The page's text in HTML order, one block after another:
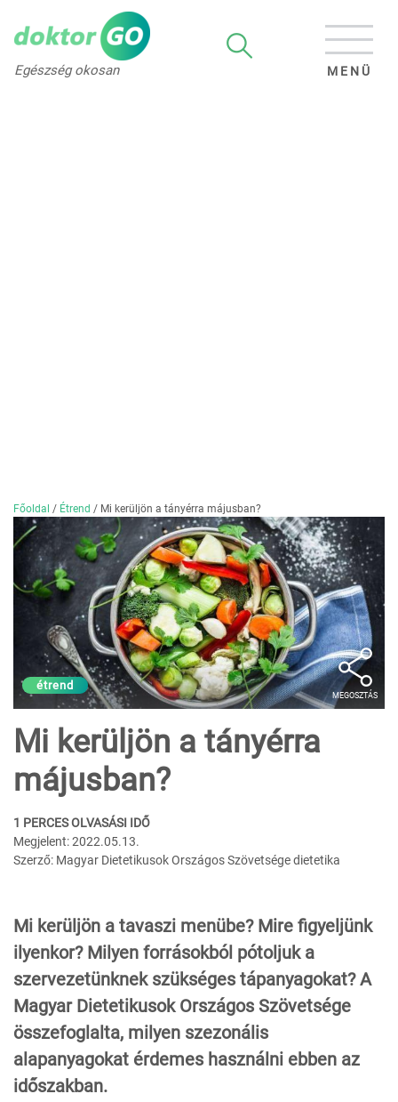
Egészség okosan MENÜ
Főoldal / Étrend / Mi kerüljön a tányérra májusban?
étrend
MEGOSZTÁS
Mi kerüljön a tányérra
májusban?
1 PERCES OLVASÁSI IDŐ
Megjelent: 2022.05.13.
Szerző: Magyar Dietetikusok Országos Szövetsége dietetika
Mi kerüljön a tavaszi menübe? Mire figyeljünk
ilyenkor? Milyen forrásokból pótoljuk a
szervezetünknek szükséges tápanyagokat? A
Magyar Dietetikusok Országos Szövetsége
összefoglalta, milyen szezonális
alapanyagokat érdemes használni ebben az
időszakban.